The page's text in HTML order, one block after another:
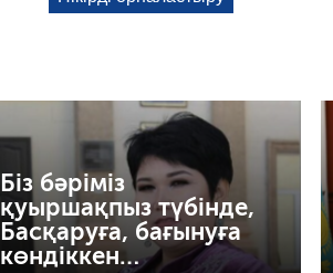
Біз бәріміз
қуыршақпыз түбінде,
Басқаруға, бағынуға
көндіккен…